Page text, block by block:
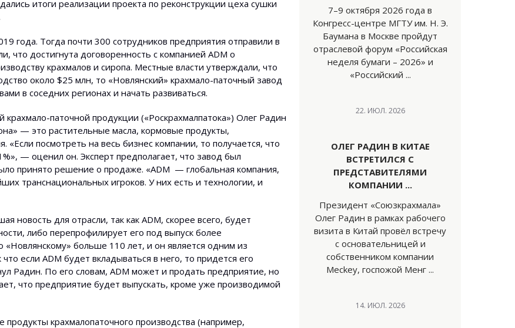
итоги реализации проекта по реконструкции цеха сушки
года. Тогда почти 300 сотрудников предприятия отправили в
что достигнута договоренность с компанией ADM о
крахмалов и сиропа. Местные власти утверждали, что
около $25 млн, то «Новлянский» крахмало-паточный завод
в соседних регионах и начать развиваться.
паточной продукции («Роскрахмалпатока») Олег Радин
— это растительные масла, кормовые продукты,
посмотреть на весь бизнес компании, то получается, что
— оценил он. Эксперт предполагает, что завод был
принято решение о продаже. «ADM — глобальная компания,
транснациональных игроков. У них есть и технологии, и
новость для отрасли, так как ADM, скорее всего, будет
либо перепрофилирует его под выпуск более
больше 110 лет, и он является одним из
если ADM будет вкладываться в него, то придется его
Радин. По его словам, ADM может и продать предприятие, но
что предприятие будет выпускать, кроме уже производимой
крахмалопаточного производства (например,
7–9 октября 2026 года в
Конгресс-центре МГТУ им. Н. Э.
Баумана в Москве пройдут
отраслевой форум «Российская
неделя бумаги – 2026» и
«Российский ...
22. ИЮЛ. 2026
ОЛЕГ РАДИН В КИТАЕ
ВСТРЕТИЛСЯ С
ПРЕДСТАВИТЕЛЯМИ
КОМПАНИИ ...
Президент «Союзкрахмала»
Олег Радин в рамках рабочего
визита в Китай провёл встречу
с основательницей и
собственником компании
Meckey, госпожой Менг ...
14. ИЮЛ. 2026